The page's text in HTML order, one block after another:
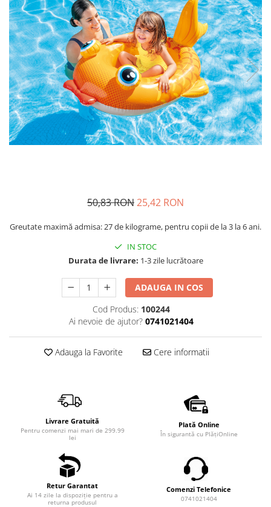
Usborne
50,83 RON25,42 RON
Greutate maximă admisa: 27 de kilograme, pentru copii de la 3 la 6 ani.
IN STOC
Durata de livrare: 1-3 zile lucrătoare
ADAUGA IN COS
Cod Produs: 100244
Ai nevoie de ajutor? 0741021404
Adauga la Favorite Cere informatii
Livrare Gratuită
Pentru comenzi mai mari de 299.99
lei
Plată Online
În sigurantă cu PlățiOnline
Retur Garantat
Ai 14 zile la dispoziție pentru a
returna produsul
Comenzi Telefonice
0741021404